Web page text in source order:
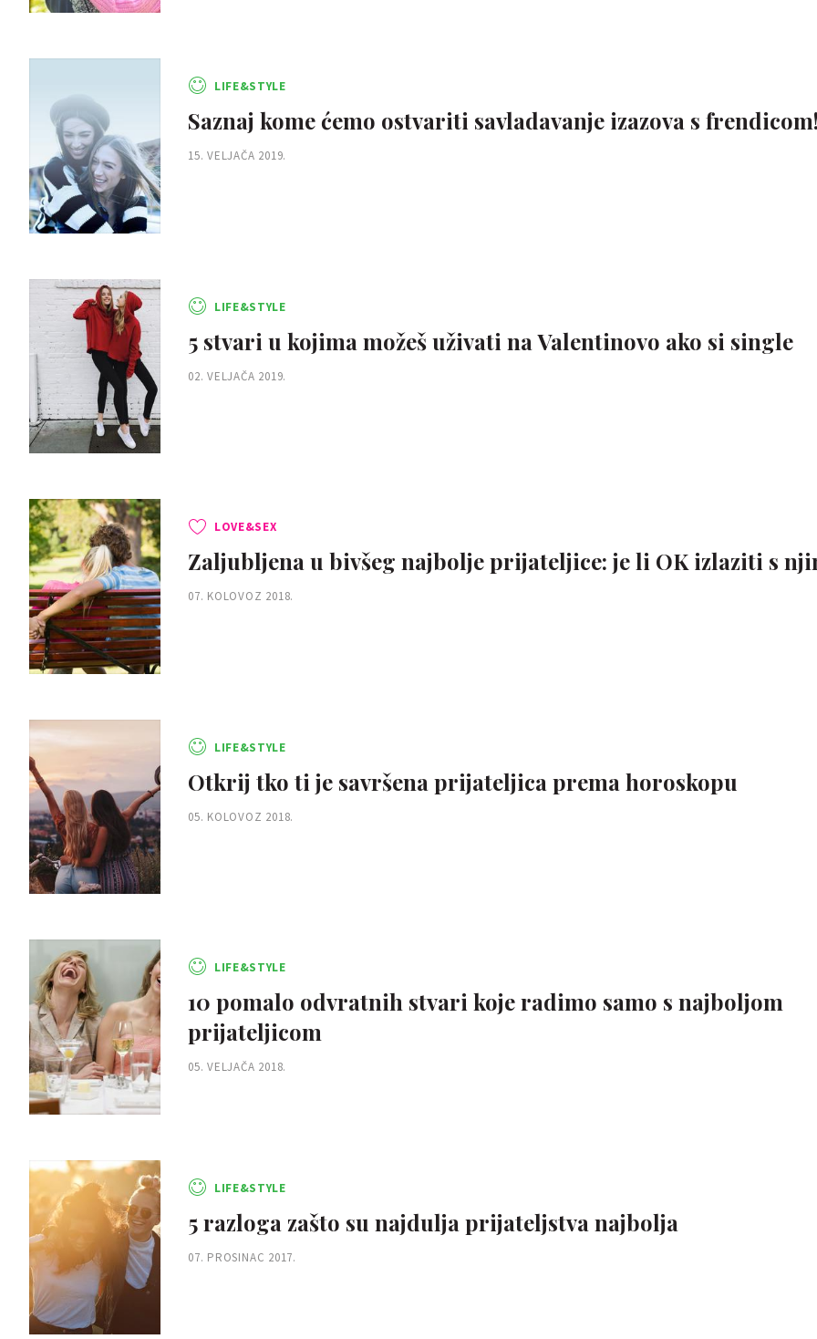
LIFE&STYLE
Saznaj kome ćemo ostvariti savladavanje izazova s
15. VELJAČA 2019.
LIFE&STYLE
5 stvari u kojima možeš uživati na Valentinovo ako si single
02. VELJAČA 2019.
LOVE&SEX
Zaljubljena u bivšeg najbolje prijateljice: je li OK izlaziti s
07. KOLOVOZ 2018.
LIFE&STYLE
Otkrij tko ti je savršena prijateljica prema horoskopu
05. KOLOVOZ 2018.
LIFE&STYLE
10 pomalo odvratnih stvari koje radimo samo s najboljom
prijateljicom
05. VELJAČA 2018.
LIFE&STYLE
5 razloga zašto su najdulja prijateljstva najbolja
07. PROSINAC 2017.